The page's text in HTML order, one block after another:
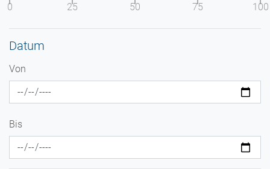
0 25 50 75 100
Datum
Von
Bis